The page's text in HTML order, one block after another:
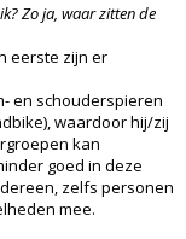
Zo ja, waar zitten de
eerste zijn er
en schouderspieren
waardoor hij/zij
kan
goed in deze
zelfs personen
mee.